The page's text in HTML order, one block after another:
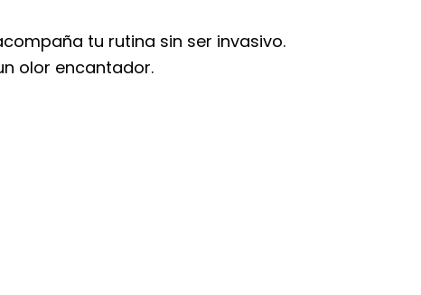
tu rutina sin ser invasivo.
olor encantador.